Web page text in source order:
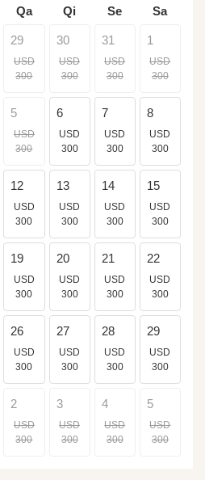
Qa Qi Se Sa
29
USD
300
30
USD
300
31
USD
300
1
USD
300
5
USD
300
6
USD
300
7
USD
300
8
USD
300
12
USD
300
13
USD
300
14
USD
300
15
USD
300
19
USD
300
20
USD
300
21
USD
300
22
USD
300
26
USD
300
27
USD
300
28
USD
300
29
USD
300
2
USD
300
3
USD
300
4
USD
300
5
USD
300